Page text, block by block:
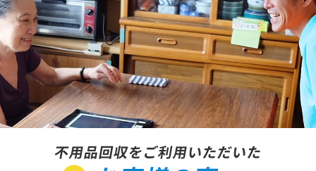
不用品回収をご利用いただいた